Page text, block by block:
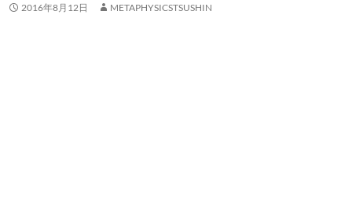
2016年8月12日 METAPHYSICSTSUSHIN